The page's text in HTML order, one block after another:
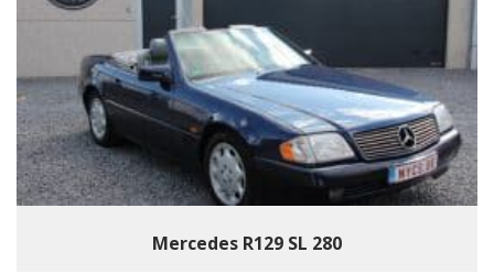
Mercedes R129 SL 280